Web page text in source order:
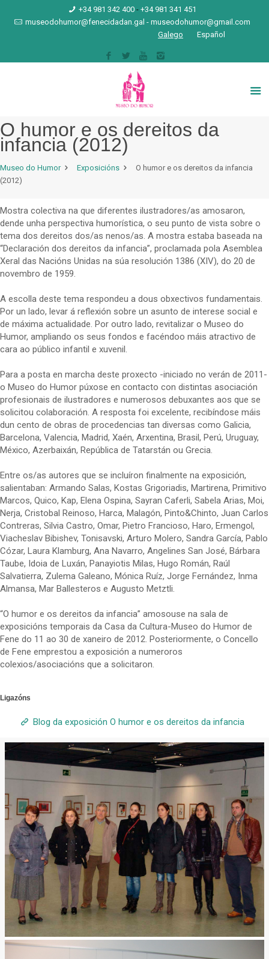
+34 981 342 400 -+34 981 341 451
museodohumor@fenecidadan.gal - museodohumor@gmail.com
Galego
Español
O humor e os dereitos da
infancia (2012)
Museo do Humor Exposicións
O humor e os dereitos da infancia
(2012)
Mostra colectiva na que diferentes ilustradores/as amosaron,
dende unha perspectiva humorística, o seu punto de vista sobre o
tema dos dereitos dos/as nenos/as. A mostra estaba baseada na
“Declaración dos dereitos da infancia”, proclamada pola Asemblea
Xeral das Nacións Unidas na súa resolución 1386 (XIV), do 20 de
novembro de 1959.
A escolla deste tema respondeu a dous obxectivos fundamentais.
Por un lado, levar á reflexión sobre un asunto de interese social e
de máxima actualidade. Por outro lado, revitalizar o Museo do
Humor, ampliando os seus fondos e facéndoo máis atractivo de
cara ao público infantil e xuvenil.
Para a posta en marcha deste proxecto -iniciado no verán de 2011-
o Museo do Humor púxose en contacto con distintas asociación
profesionais de ilustradores e numerosos debuxantes aos que se
solicitou colaboración. A resposta foi excelente, recibíndose máis
dun cento de obras de procedencias tan diversas como Galicia,
Barcelona, Valencia, Madrid, Xaén, Arxentina, Brasil, Perú, Uruguay,
México, Azerbaixán, República de Tatarstán ou Grecia.
Entre os/as autores que se incluíron finalmente na exposición,
salientaban: Armando Salas, Kostas Grigoriadis, Martirena, Primitivo
Marcos, Quico, Kap, Elena Ospina, Sayran Caferli, Sabela Arias, Moi,
Nerja, Cristobal Reinoso, Harca, Malagón, Pinto&Chinto, Juan Carlos
Contreras, Silvia Castro, Omar, Pietro Francioso, Haro, Ermengol,
Viacheslav Bibishev, Tonisavski, Arturo Molero, Sandra García, Pablo
Cózar, Laura Klamburg, Ana Navarro, Angelines San José, Bárbara
Taube, Idoia de Luxán, Panayiotis Milas, Hugo Román, Raúl
Salvatierra, Zulema Galeano, Mónica Ruíz, Jorge Fernández, Inma
Almansa, Mar Ballesteros e Augusto Metztli.
“O humor e os dereitos da infancia” amosouse na sala de
exposicións temporais da Casa da Cultura-Museo do Humor de
Fene do 11 ao 30 de xaneiro de 2012. Posteriormente, o Concello
de Fene emprestou a exposición a numeroros
colexios/asociacións que a solicitaron.
Ligazóns
Blog da exposición O humor e os dereitos da infancia